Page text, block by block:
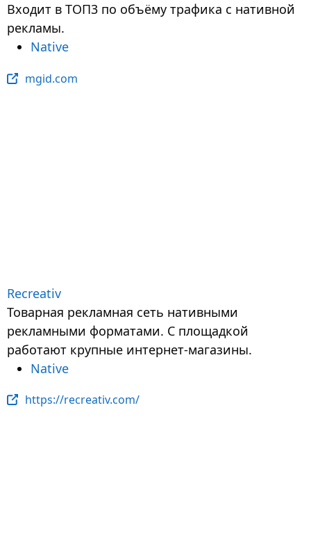
Входит в ТОП3 по объёму трафика с нативной
рекламы.
Native
mgid.com
Recreativ
Товарная рекламная сеть нативными
рекламными форматами. С площадкой
работают крупные интернет-магазины.
Native
https://recreativ.com/